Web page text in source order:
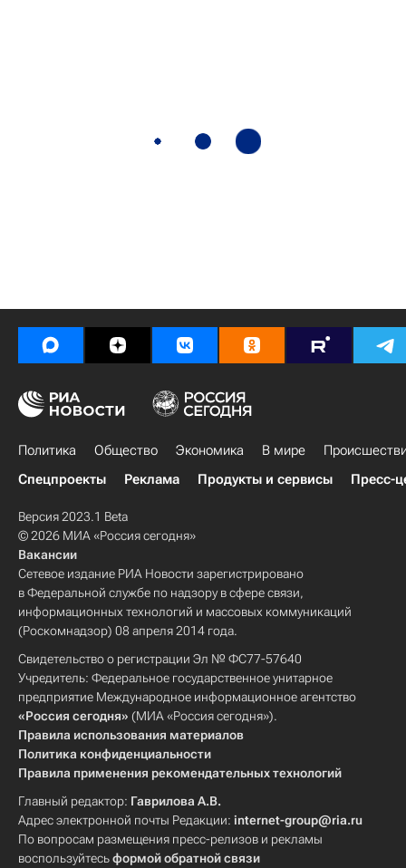
Политика Общество Экономика В мире
Спецпроекты
Реклама Продукты и сервисы Пресс-
Версия 2023.1 Beta
© 2026 МИА «Россия сегодня»
Вакансии
Сетевое издание РИА Новости зарегистрировано
в Федеральной службе по надзору в сфере связи,
информационных технологий и массовых коммуникаций
(Роскомнадзор) 08 апреля 2014 года.
Свидетельство о регистрации Эл № ФС77-57640
Учредитель: Федеральное государственное унитарное
предприятие Международное информационное агентство
«Россия сегодня» (МИА «Россия сегодня»).
Правила использования материалов
Политика конфиденциальности
Правила применения рекомендательных технологий
Главный редактор: Гаврилова А.В.
Адрес электронной почты Редакции: internet-group@ria.ru
По вопросам размещения пресс-релизов и рекламы
воспользуйтесьформой обратной связи